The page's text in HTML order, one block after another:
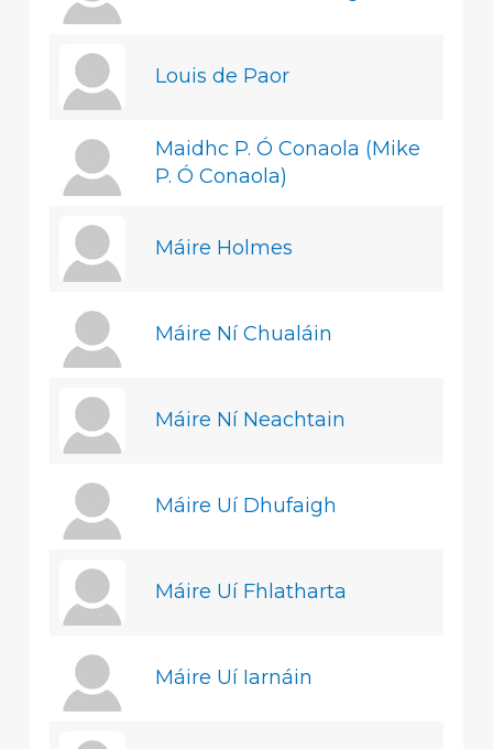
Louis de Paor
Maidhc P. Ó Conaola (Mike
P. Ó Conaola)
Máire Holmes
Máire Ní Chualáin
Máire Ní Neachtain
Máire Uí Dhufaigh
Máire Uí Fhlatharta
Máire Uí Iarnáin